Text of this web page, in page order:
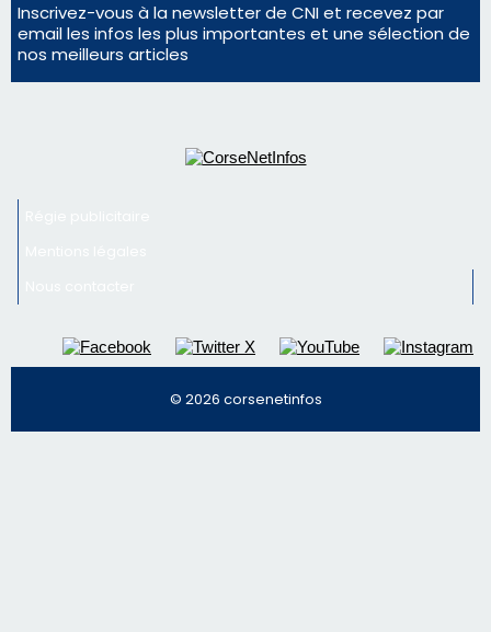
Régie publicitaire
Mentions légales
Nous contacter